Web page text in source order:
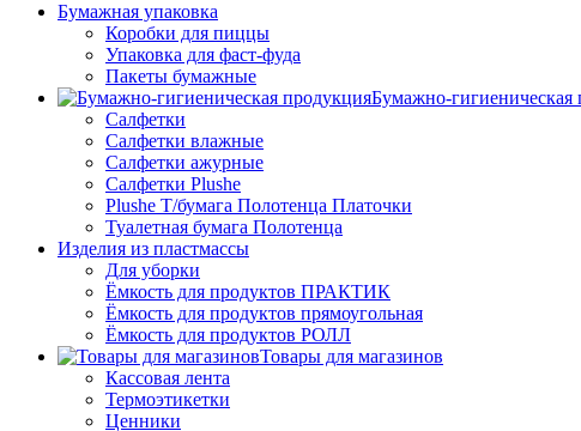
Бумажная упаковка
Коробки для пиццы
Упаковка для фаст-фуда
Пакеты бумажные
Бумажно-гигиеническая
Салфетки
Салфетки влажные
Салфетки ажурные
Салфетки Plushe
Plushe Т/бумага Полотенца Платочки
Туалетная бумага Полотенца
Изделия из пластмассы
Для уборки
Ёмкость для продуктов ПРАКТИК
Ёмкость для продуктов прямоугольная
Ёмкость для продуктов РОЛЛ
Товары для магазинов
Кассовая лента
Термоэтикетки
Ценники